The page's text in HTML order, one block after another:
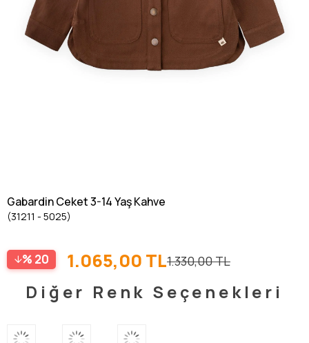
Gabardin Ceket 3-14 Yaş Kahve
(31211 - 5025)
20 1.330,00 TL
1.065,00 TL
Diğer Renk Seçenekleri